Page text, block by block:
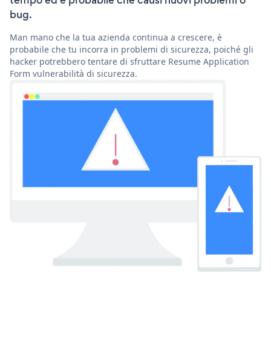
bug.
Man mano che la tua azienda continua a crescere, è
probabile che tu incorra in problemi di sicurezza, poiché gli
hacker potrebbero tentare di sfruttare Resume Application
Form vulnerabilità di sicurezza.